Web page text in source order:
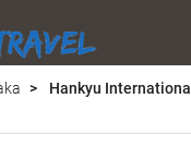
Hankyu International